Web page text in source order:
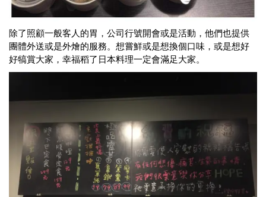
除了照顧一般客人的胃，公司行號開會或是活動，他們也提供
團體外送或是外燴的服務。想嘗鮮或是想換個口味，或是想好
好犒賞大家，幸福稻了日本料理一定會滿足大家。